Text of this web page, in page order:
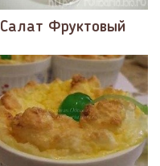
Салат Фруктовый